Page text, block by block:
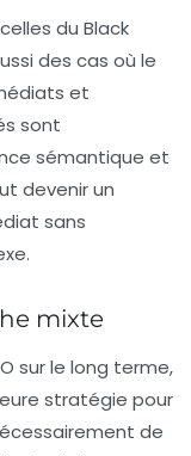
du Black
des cas où le
et
sont
sémantique et
devenir un
sans
mixte
sur le long terme,
stratégie pour
de